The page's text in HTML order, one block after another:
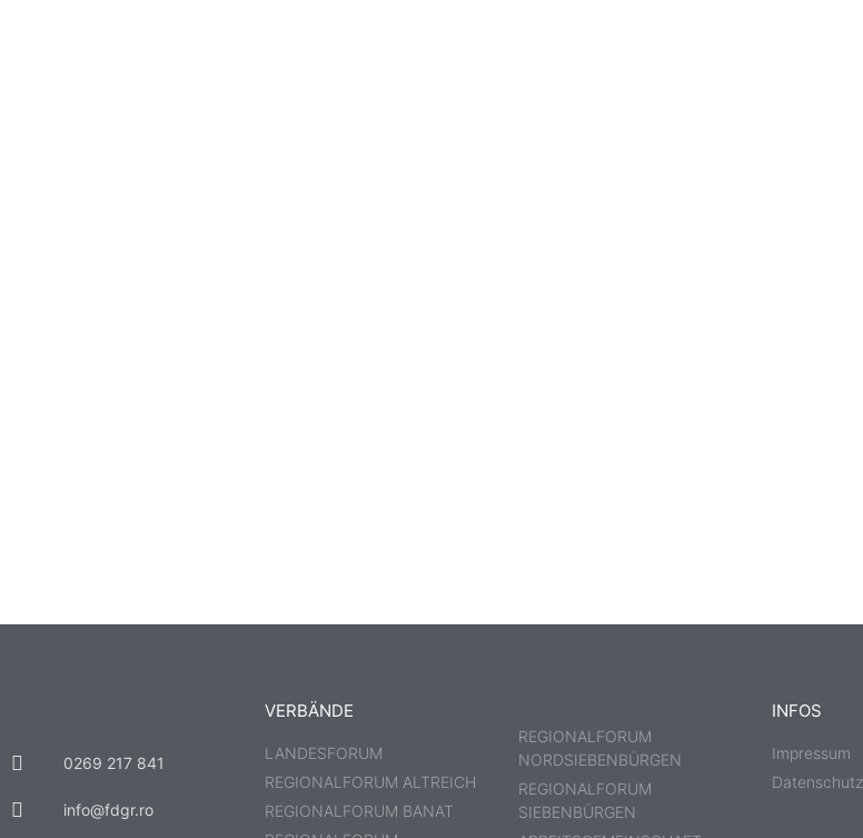
0269 217 841
info@fdgr.ro
VERBÄNDE
LANDESFORUM
REGIONALFORUM ALTREICH
REGIONALFORUM BANAT
REGIONALFORUM
NORDSIEBENBÜRGEN
REGIONALFORUM
SIEBENBÜRGEN
INFOS
Impressum
Datenschutz